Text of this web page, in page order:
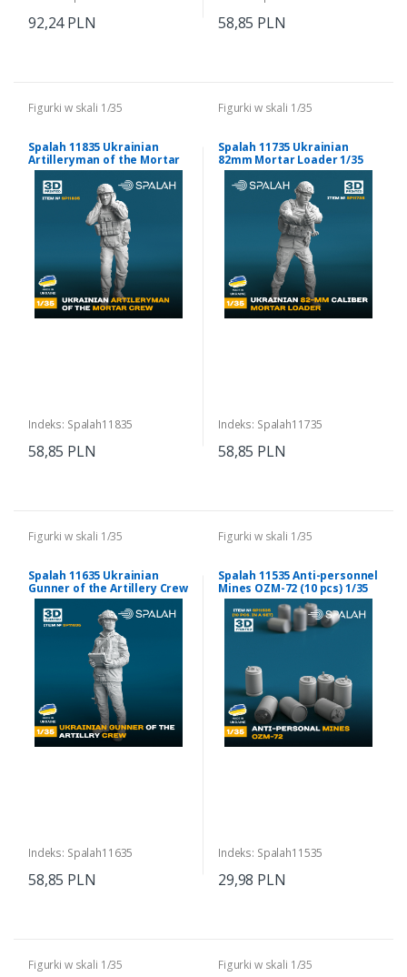
92,24 PLN 58,85 PLN
Figurki w skali 1/35
Spalah 11835 Ukrainian
Artilleryman of the Mortar
Crew 1/35
Indeks: Spalah11835
58,85 PLN
Figurki w skali 1/35
Spalah 11735 Ukrainian
82mm Mortar Loader 1/35
Indeks: Spalah11735
58,85 PLN
Figurki w skali 1/35
Spalah 11635 Ukrainian
Gunner of the Artillery Crew
1/35
Indeks: Spalah11635
58,85 PLN
Figurki w skali 1/35
Spalah 11535 Anti-personnel
Mines OZM-72 (10 pcs) 1/35
Indeks: Spalah11535
29,98 PLN
Figurki w skali 1/35 Figurki w skali 1/35